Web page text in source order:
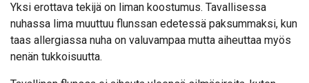
Yksi erottava tekijä on liman koostumus. Tavallisessa
nuhassa lima muuttuu flunssan edetessä paksummaksi, kun
taas allergiassa nuha on valuvampaa mutta aiheuttaa myös
nenän tukkoisuutta.